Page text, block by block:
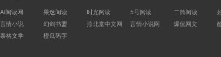
AI阅读网 果迷阅读 时光阅读 5号阅读 二筒阅读
言情小说
幻剑书盟 燕北堂中文网 言情小说网 爆侃网文
泰格文学
橙瓜码字